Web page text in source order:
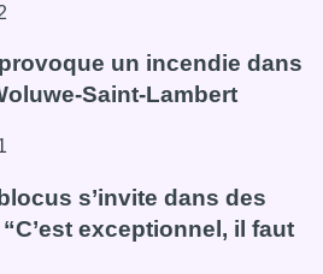
: un important incendie dans un
un incendie dans
Saint-Lambert
provoque un incendie dans
s’invite dans des
exceptionnel, il faut